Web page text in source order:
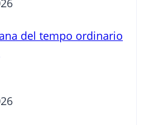
del tempo ordinario